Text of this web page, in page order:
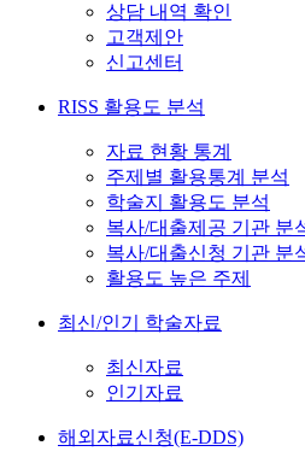
상담 내역 확인
고객제안
신고센터
RISS 활용도 분석
자료 현황 통계
주제별 활용통계 분석
학술지 활용도 분석
복사/대출제공 기관 분
복사/대출신청 기관 분
활용도 높은 주제
최신/인기 학술자료
최신자료
인기자료
해외자료신청(E-DDS)